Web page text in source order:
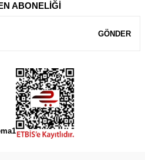
ABONELIĞI
GÖNDER